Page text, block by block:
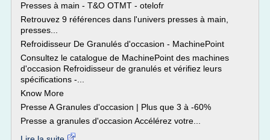
Presses à main - T&O OTMT - otelofr
Retrouvez 9 références dans l'univers presses à main,
presses...
Refroidisseur De Granulés d'occasion - MachinePoint
Consultez le catalogue de MachinePoint des machines
d'occasion Refroidisseur de granulés et vérifiez leurs
spécifications -...
Know More
Presse A Granules d'occasion | Plus que 3 à -60%
Presse a granules d'occasion Accélérez votre...